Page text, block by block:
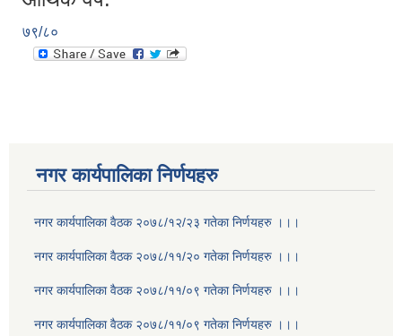
७९/८०
नगर कार्यपालिका निर्णयहरु
नगर कार्यपालिका वैठक २०७८/१२/२३ गतेका निर्णयहरु ।।।
नगर कार्यपालिका वैठक २०७८/११/२० गतेका निर्णयहरु ।।।
नगर कार्यपालिका वैठक २०७८/११/०९ गतेका निर्णयहरु ।।।
नगर कार्यपालिका वैठक २०७८/११/०९ गतेका निर्णयहरु ।।।